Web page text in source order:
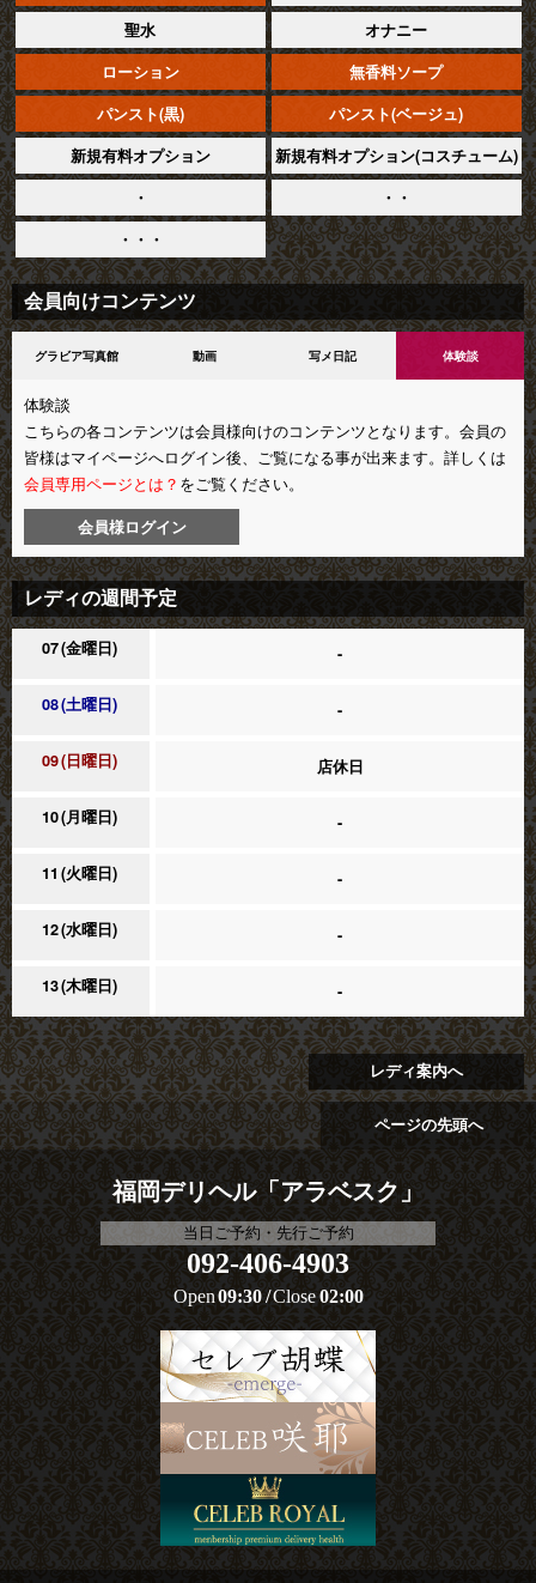
聖水
オナニー
ローション
無香料ソープ
パンスト(黒)
パンスト(ベージュ)
新規有料オプション
新規有料オプション(コスチューム)
・
・・
・・・
会員向けコンテンツ
グラビア写真館 動画 写メ日記 体験談
体験談
こちらの各コンテンツは会員様向けのコンテンツとなります。会員の
皆様はマイページへログイン後、ご覧になる事が出来ます。詳しくは
会員専用ページとは？ をご覧ください。
会員様ログイン
レディの週間予定
07 金曜日 -
08 土曜日 -
09 日曜日 店休日
10 月曜日 -
11 火曜日 -
12 水曜日 -
13 木曜日 -
レディ案内へ
ページの先頭へ
福岡デリヘル「アラベスク」
当日ご予約・先行ご予約
092-406-4903
Open09:30 Close02:00